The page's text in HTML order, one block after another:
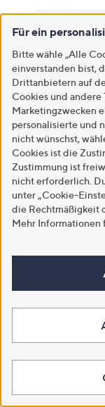
Versand gratis
DENIM & CO.
Knopfleiste 2
figurbetont
€ 23,99
4.6
von
9
In den
Für ein
Bitte wähle „Alle
einverstanden bist,
Drittanbietern auf
Cookies und andere
Marketingzwecken
personalisierte und
nicht wünschst,
Cookies ist die
Zustimmung ist
nicht erforderlich.
unter „Cookie-
die Rechtmäßigkeit
Mehr Informationen